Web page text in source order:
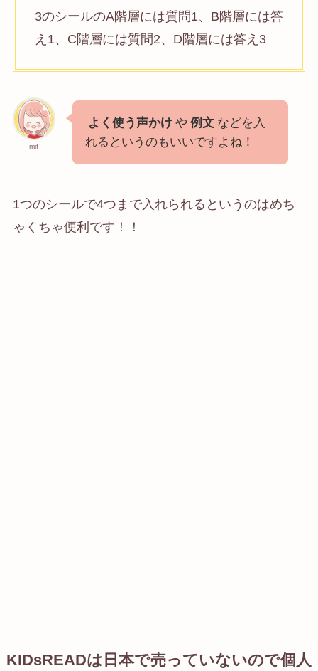
3のシールのA階層には質問1、B階層には答
え1、C階層には質問2、D階層には答え 3
mif
よく使う声かけ や 例文 などを入
れるというのもいいですよね！
1つのシールで4つまで入れられるというのはめち
ゃくちゃ便利です！！
KIDsREADは日本で売っていないので個人